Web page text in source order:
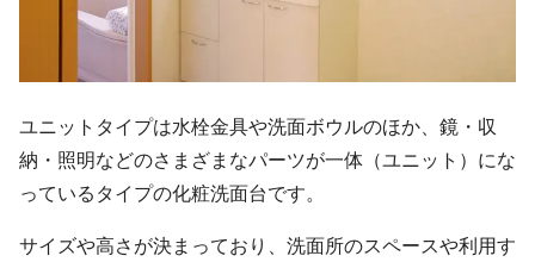
ユニットタイプは水栓金具や洗面ボウルのほか、鏡・収
納・照明などのさまざまなパーツが一体（ユニット）にな
っているタイプの化粧洗面台です。
サイズや高さが決まっており、洗面所のスペースや利用す